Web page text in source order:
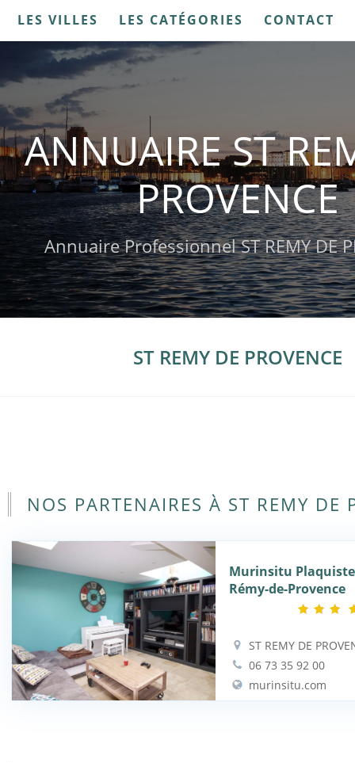
LES VILLES LES CATÉGORIES CONTACT
ANNUAIRE ST
PROVENCE
Annuaire Professionnel ST REMY DE
ST REMY DE PROVENCE
NOS PARTENAIRES À ST REMY DE
Murinsitu
Rémy-de-Provence
ST REMY DE
06 73 35 92 00
murinsitu.com